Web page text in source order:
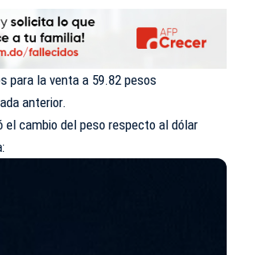
para la venta a 59.82 pesos
anterior.
el cambio del peso respecto al dólar